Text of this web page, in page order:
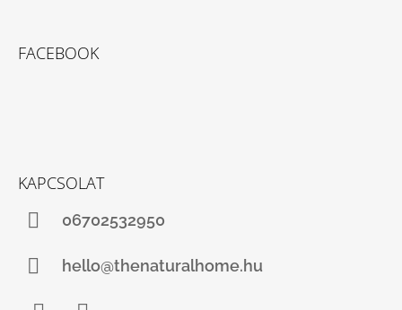
FACEBOOK
KAPCSOLAT
06702532950
hello@thenaturalhome.hu